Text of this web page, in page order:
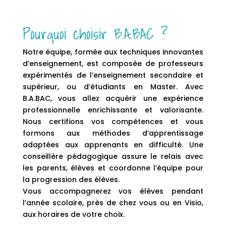
Pourquoi choisir B.A.BAC ?
Notre équipe, formée aux techniques innovantes
d’enseignement, est composée de professeurs
expérimentés de l’enseignement secondaire et
supérieur, ou d’étudiants en Master. Avec
B.A.BAC, vous allez acquérir une expérience
professionnelle enrichissante et valorisante.
Nous certifions vos compétences et vous
formons aux méthodes d’apprentissage
adaptées aux apprenants en difficulté. Une
conseillère pédagogique assure le relais avec
les parents, élèves et coordonne l’équipe pour
la progression des élèves.
Vous accompagnerez vos élèves pendant
l’année scolaire, près de chez vous ou en Visio,
aux horaires de votre choix.